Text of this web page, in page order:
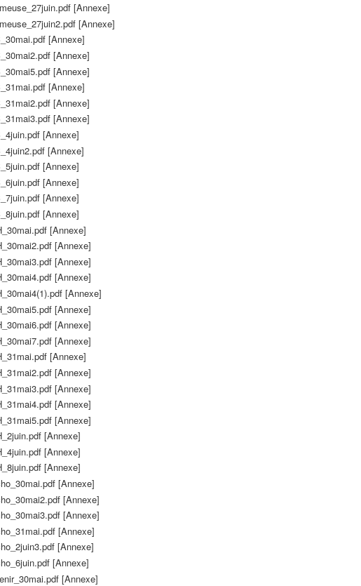
[Annexe]
[Annexe]
[Annexe]
[Annexe]
[Annexe]
[Annexe]
[Annexe]
[Annexe]
[Annexe]
[Annexe]
[Annexe]
[Annexe]
[Annexe]
[Annexe]
[Annexe]
[Annexe]
[Annexe]
[Annexe]
[Annexe]
[Annexe]
[Annexe]
[Annexe]
[Annexe]
[Annexe]
[Annexe]
[Annexe]
[Annexe]
[Annexe]
[Annexe]
[Annexe]
[Annexe]
[Annexe]
[Annexe]
[Annexe]
[Annexe]
[Annexe]
[Annexe]